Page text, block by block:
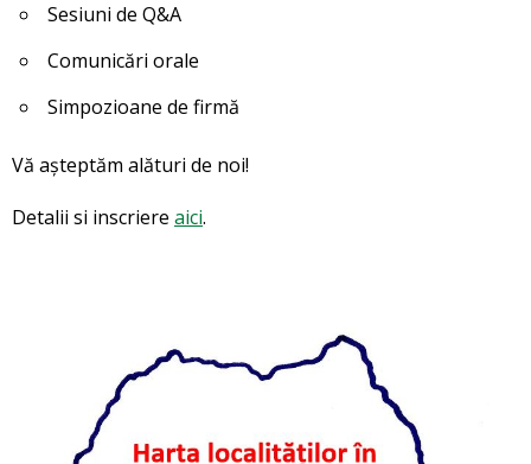
Sesiuni de Q&A
Comunicări orale
Simpozioane de firmă
Vă așteptăm alături de noi!
Detalii si inscriere aici.